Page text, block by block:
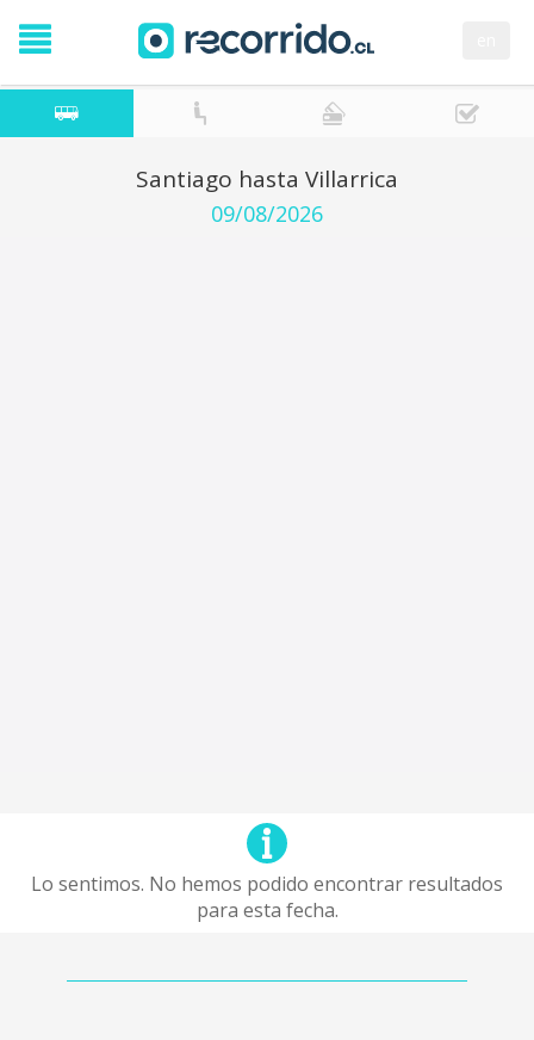
Santiago hasta Villarrica
09/08/2026
Lo sentimos. No hemos podido encontrar resultados
para esta fecha.